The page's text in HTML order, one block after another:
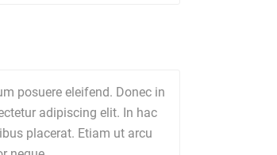
posuere eleifend. Donec in
adipiscing elit. In hac
placerat. Etiam ut arcu